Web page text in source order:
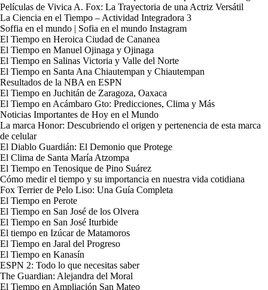
Películas de Vivica A. Fox: La Trayectoria de una Actriz Versátil
La Ciencia en el Tiempo – Actividad Integradora 3
Soffia en el mundo | Sofia en el mundo Instagram
El Tiempo en Heroica Ciudad de Cananea
El Tiempo en Manuel Ojinaga y Ojinaga
El Tiempo en Salinas Victoria y Valle del Norte
El Tiempo en Santa Ana Chiautempan y Chiautempan
Resultados de la NBA en ESPN
El Tiempo en Juchitán de Zaragoza, Oaxaca
El Tiempo en Acámbaro Gto: Predicciones, Clima y Más
Noticias Importantes de Hoy en el Mundo
La marca Honor: Descubriendo el origen y pertenencia de esta marca
de celular
El Diablo Guardián: El Demonio que Protege
El Clima de Santa María Atzompa
El Tiempo en Tenosique de Pino Suárez
Cómo medir el tiempo y su importancia en nuestra vida cotidiana
Fox Terrier de Pelo Liso: Una Guía Completa
El Tiempo en Perote
El Tiempo en San José de los Olvera
El Tiempo en San José Iturbide
El tiempo en Izúcar de Matamoros
El Tiempo en Jaral del Progreso
El Tiempo en Kanasín
ESPN 2: Todo lo que necesitas saber
The Guardian: Alejandra del Moral
El Tiempo en Ampliación San Mateo